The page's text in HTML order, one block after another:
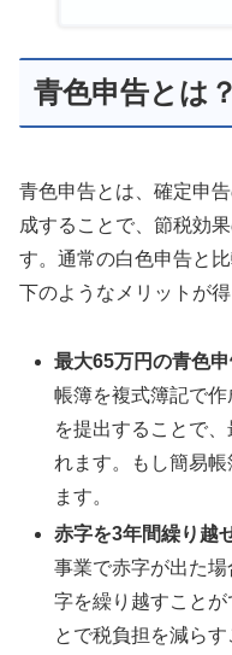
青色申告とは？
青色申告とは、確定申
成することで、節税効
す。通常の白色申告と
下のようなメリットが得
最大65万円の青色
帳簿を複式簿記で
を提出することで
れます。もし簡易
ます。
赤字を3年間繰り越
事業で赤字が出た
字を繰り越すこと
とで税負担を減らす